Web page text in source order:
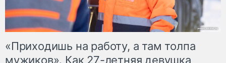
«Приходишь на работу, а там толпа
мужиков». Как 27-летняя девушка